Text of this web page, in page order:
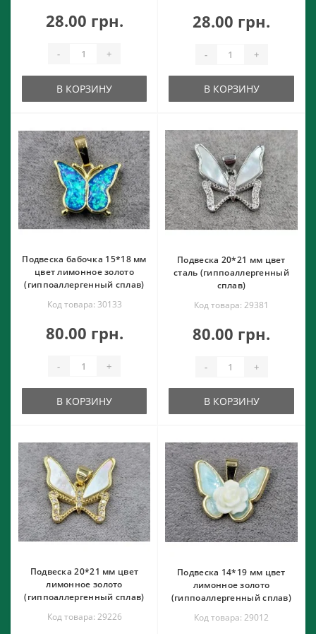
28.00 грн.
- +
В КОРЗИНУ
28.00 грн.
- +
В КОРЗИНУ
Подвеска бабочка 15*18 мм
цвет лимонное золото
(гиппоаллергенный сплав)
Код товара: 30133
80.00 грн.
- +
В КОРЗИНУ
Подвеска 20*21 мм цвет
сталь (гиппоаллергенный
сплав)
Код товара: 29381
80.00 грн.
- +
В КОРЗИНУ
Подвеска 20*21 мм цвет
лимонное золото
(гиппоаллергенный сплав)
Код товара: 29226
Подвеска 14*19 мм цвет
лимонное золото
(гиппоаллергенный сплав)
Код товара: 29012